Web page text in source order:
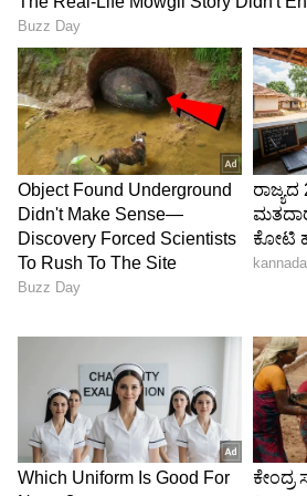
ಸೆಟಲ್ ಆಗಿದ್ದಾರೆ, ನಾವು ನಮ್ಮ
ಮತ್ತೆ ಆ ವಿಷಯ ಬೇಡ' ಎಂದು ಖುಷ್ಬೂ
ಪ್ರಭು, ತಮ್ಮ ಪತಿ ಸುಂದರ್ ಸಿ
ಅವರೆಲ್ಲ '80ರ ದಶಕದ ನಟರ
ಖುಷ್ಬೂ ತಿಳಿಸಿದ್ದಾರೆ.
LATEST VIDEOS